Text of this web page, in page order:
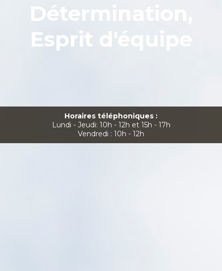
Détermination,
Esprit d'équipe
Horaires téléphoniques :
Lundi - Jeudi: 10h - 12h et 15h - 17h
Vendredi : 10h - 12h